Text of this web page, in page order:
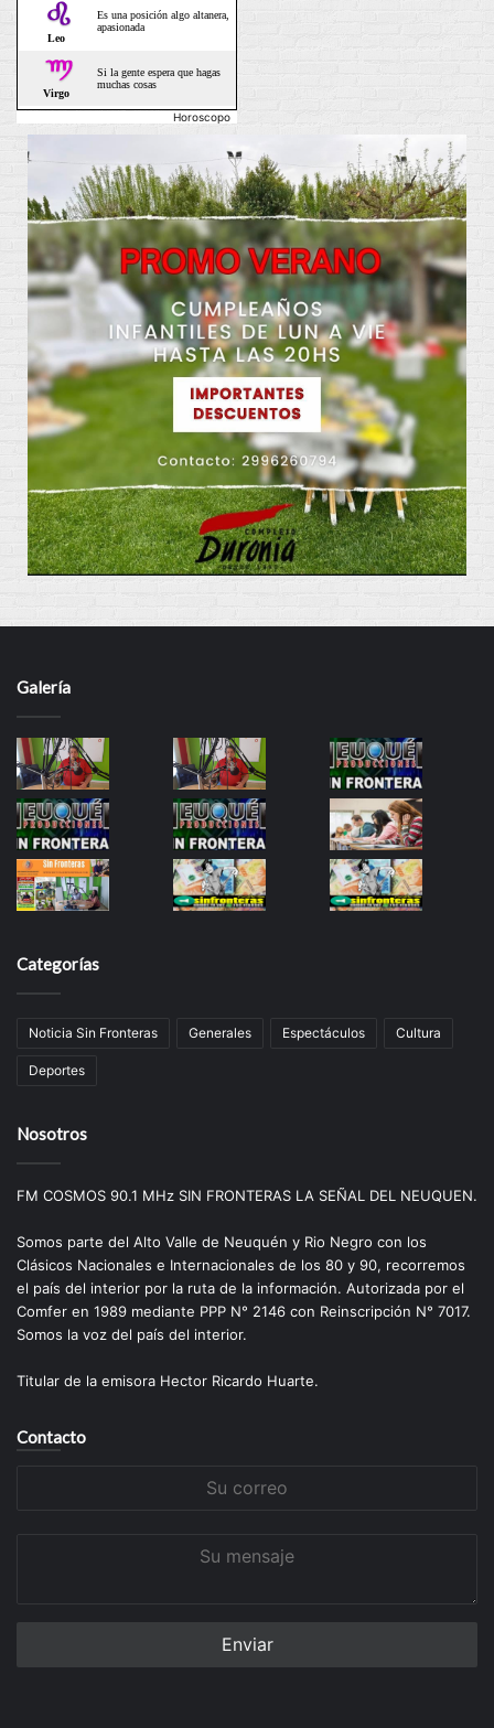
Horoscopo
Galería
Categorías
Noticia Sin Fronteras Generales Espectáculos Cultura
Deportes
Nosotros
FM COSMOS 90.1 MHz SIN FRONTERAS LA SEÑAL DEL NEUQUEN.
Somos parte del Alto Valle de Neuquén y Rio Negro con los
Clásicos Nacionales e Internacionales de los 80 y 90, recorremos
el país del interior por la ruta de la información. Autorizada por el
Comfer en 1989 mediante PPP N° 2146 con Reinscripción N° 7017.
Somos la voz del país del interior.
Titular de la emisora Hector Ricardo Huarte.
Contacto